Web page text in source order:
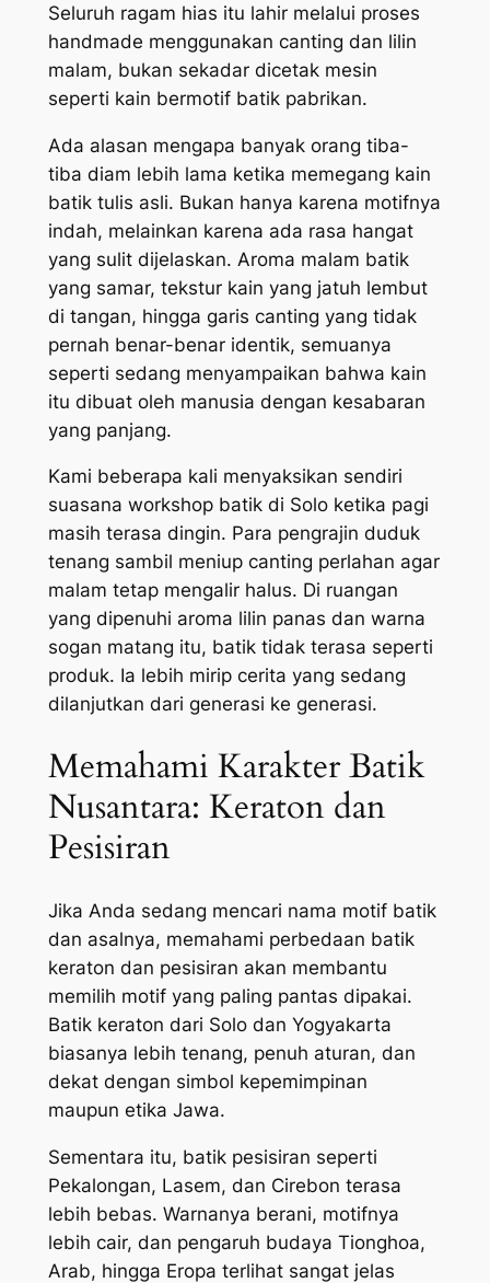
Seluruh ragam hias itu lahir melalui proses
handmade menggunakan canting dan lilin
malam, bukan sekadar dicetak mesin
seperti kain bermotif batik pabrikan.
Ada alasan mengapa banyak orang tiba-
tiba diam lebih lama ketika memegang kain
batik tulis asli. Bukan hanya karena motifnya
indah, melainkan karena ada rasa hangat
yang sulit dijelaskan. Aroma malam batik
yang samar, tekstur kain yang jatuh lembut
di tangan, hingga garis canting yang tidak
pernah benar-benar identik, semuanya
seperti sedang menyampaikan bahwa kain
itu dibuat oleh manusia dengan kesabaran
yang panjang.
Kami beberapa kali menyaksikan sendiri
suasana workshop batik di Solo ketika pagi
masih terasa dingin. Para pengrajin duduk
tenang sambil meniup canting perlahan agar
malam tetap mengalir halus. Di ruangan
yang dipenuhi aroma lilin panas dan warna
sogan matang itu, batik tidak terasa seperti
produk. Ia lebih mirip cerita yang sedang
dilanjutkan dari generasi ke generasi.
Memahami Karakter Batik
Nusantara: Keraton dan
Pesisiran
Jika Anda sedang mencari nama motif batik
dan asalnya, memahami perbedaan batik
keraton dan pesisiran akan membantu
memilih motif yang paling pantas dipakai.
Batik keraton dari Solo dan Yogyakarta
biasanya lebih tenang, penuh aturan, dan
dekat dengan simbol kepemimpinan
maupun etika Jawa.
Sementara itu, batik pesisiran seperti
Pekalongan, Lasem, dan Cirebon terasa
lebih bebas. Warnanya berani, motifnya
lebih cair, dan pengaruh budaya Tionghoa,
Arab, hingga Eropa terlihat sangat jelas